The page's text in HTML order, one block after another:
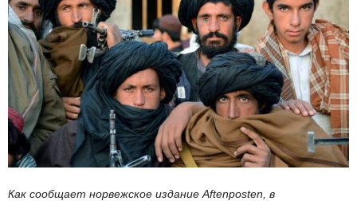
Как сообщает норвежское издание Aftenposten, в